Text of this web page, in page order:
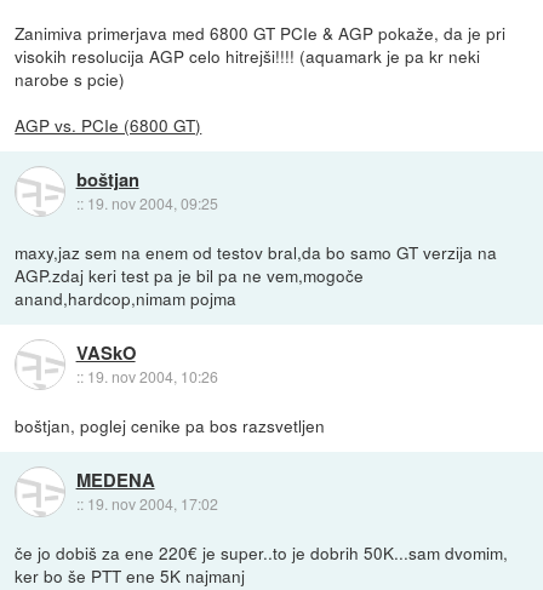
Zanimiva primerjava med 6800 GT PCIe & AGP pokaže, da je pri
visokih resolucija AGP celo hitrejši!!!! (aquamark je pa kr neki
narobe s pcie)
AGP vs. PCIe (6800 GT)
boštjan
:: 19. nov 2004, 09:25
maxy,jaz sem na enem od testov bral,da bo samo GT verzija na
AGP.zdaj keri test pa je bil pa ne vem,mogoče
anand,hardcop,nimam pojma
VASkO
:: 19. nov 2004, 10:26
boštjan, poglej cenike pa bos razsvetljen
MEDENA
:: 19. nov 2004, 17:02
če jo dobiš za ene 220€ je super..to je dobrih 50K...sam dvomim,
ker bo še PTT ene 5K najmanj